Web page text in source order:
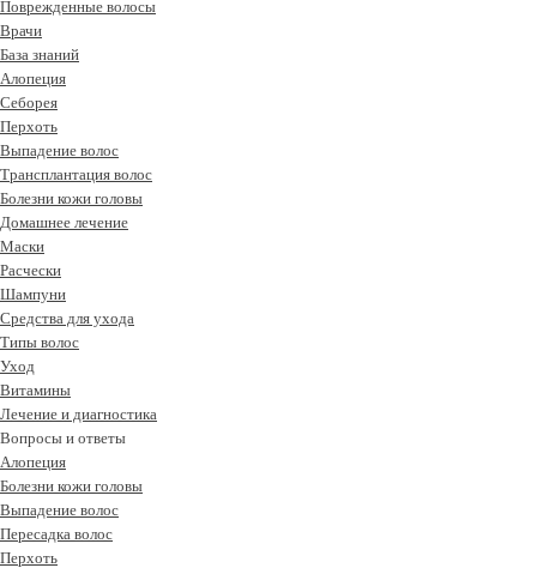
Поврежденные волосы
Врачи
База знаний
Алопеция
Себорея
Перхоть
Выпадение волос
Трансплантация волос
Болезни кожи головы
Домашнее лечение
Маски
Расчески
Шампуни
Средства для ухода
Типы волос
Уход
Витамины
Лечение и диагностика
Вопросы и ответы
Алопеция
Болезни кожи головы
Выпадение волос
Пересадка волос
Перхоть